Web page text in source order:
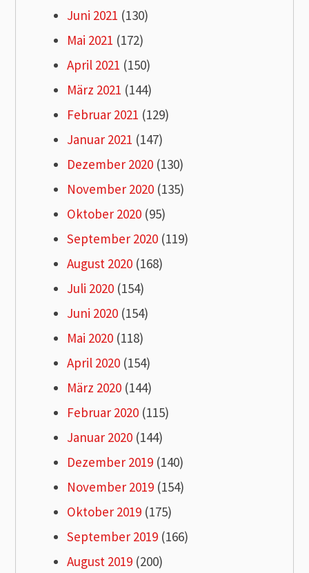
Juni 2021 (130)
Mai 2021 (172)
April 2021 (150)
März 2021 (144)
Februar 2021 (129)
Januar 2021 (147)
Dezember 2020 (130)
November 2020 (135)
Oktober 2020 (95)
September 2020 (119)
August 2020 (168)
Juli 2020 (154)
Juni 2020 (154)
Mai 2020 (118)
April 2020 (154)
März 2020 (144)
Februar 2020 (115)
Januar 2020 (144)
Dezember 2019 (140)
November 2019 (154)
Oktober 2019 (175)
September 2019 (166)
August 2019 (200)